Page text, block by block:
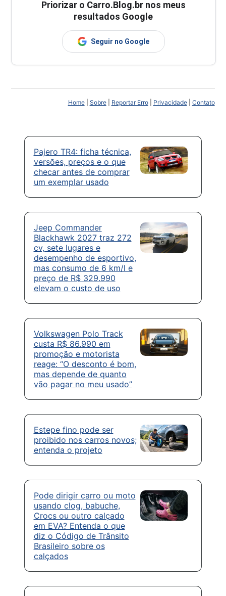
Priorizar o Carro.Blog.br nos meus
resultados Google
Seguir no Google
Home| Sobre| Reportar Erro| Privacidade| Contato
Pajero TR4: ficha técnica,
versões, preços e o que
checar antes de comprar
um exemplar usado
Jeep Commander
Blackhawk 2027 traz 272
cv, sete lugares e
desempenho de esportivo,
mas consumo de 6 km/l e
preço de R$ 329.990
elevam o custo de uso
Volkswagen Polo Track
custa R$ 86.990 em
promoção e motorista
reage: “O desconto é bom,
mas depende de quanto
vão pagar no meu usado”
Estepe fino pode ser
proibido nos carros novos;
entenda o projeto
Pode dirigir carro ou moto
usando clog, babuche,
Crocs ou outro calçado
em EVA? Entenda o que
diz o Código de Trânsito
Brasileiro sobre os
calçados